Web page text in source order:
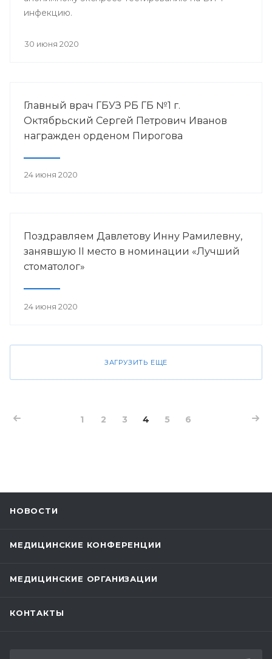
инфекцию.
30 июня 2020
Главный врач ГБУЗ РБ ГБ №1 г.
Октябрьский Сергей Петрович Иванов
награжден орденом Пирогова
24 июня 2020
Поздравляем Давлетову Инну Рамилевну,
занявшую II место в номинации «Лучший
стоматолог»
24 июня 2020
ЗАГРУЗИТЬ ЕЩЕ
1 2 3 4 5 6
НОВОСТИ
МЕДИЦИНСКИЕ КОНФЕРЕНЦИИ
МЕДИЦИНСКИЕ ОРГАНИЗАЦИИ
КОНТАКТЫ